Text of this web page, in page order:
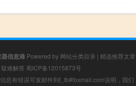
信息港Powered by 网站分类目录 | 精选推荐文章
疑难解答 蜀ICP备12015873号
息有错误可发邮件到f_fb#foxmail.com说明，我们